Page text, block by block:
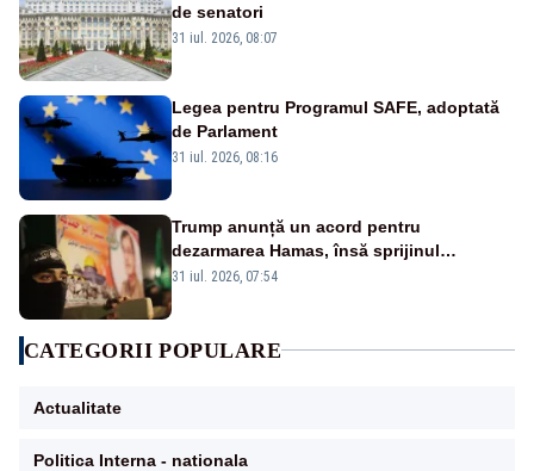
de senatori
31 iul. 2026, 08:07
Legea pentru Programul SAFE, adoptată
de Parlament
31 iul. 2026, 08:16
Trump anunță un acord pentru
dezarmarea Hamas, însă sprijinul
Israelului rămâne incert
31 iul. 2026, 07:54
CATEGORII POPULARE
Actualitate
Politica Interna - nationala